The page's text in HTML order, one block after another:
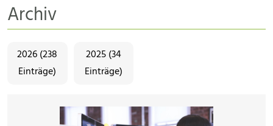
Archiv
2026 (238
Einträge)
2025 (34
Einträge)